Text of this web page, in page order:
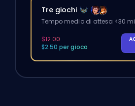
Tre giochi
Tempo medio di attesa <30
$12.00
$2.50 per gioco